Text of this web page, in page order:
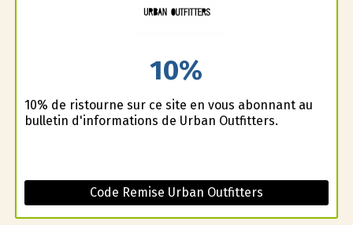
10%
10% de ristourne sur ce site en vous abonnant au
bulletin d'informations de Urban Outfitters.
Code Remise Urban Outfitters